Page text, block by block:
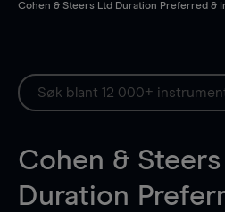
Cohen & Steers Ltd Duration Preferred &
Cohen & Steers
Duration